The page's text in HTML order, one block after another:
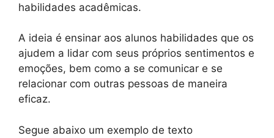
habilidades acadêmicas.
A ideia é ensinar aos alunos habilidades que os
ajudem a lidar com seus próprios sentimentos e
emoções, bem como a se comunicar e se
relacionar com outras pessoas de maneira
eficaz.
Segue abaixo um exemplo de texto